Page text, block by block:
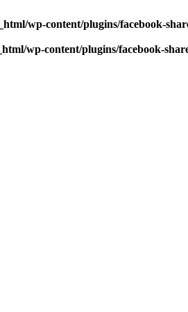
wp-content/plugins/facebook-
wp-content/plugins/facebook-